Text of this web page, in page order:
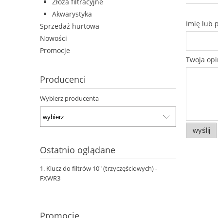
Akwarystyka
Sprzedaż hurtowa
Nowości
Promocje
Producenci
Wybierz producenta
Ostatnio oglądane
Klucz do filtrów 10" (trzyczęściowych) -
FXWR3
Imię lub
Twoja
wyślij